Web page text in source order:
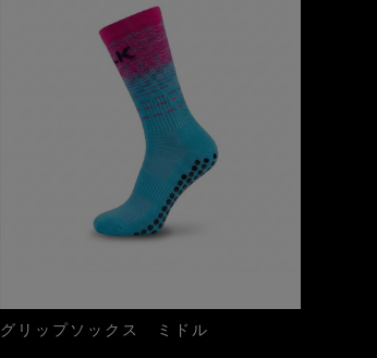
グリップソックス ミドル